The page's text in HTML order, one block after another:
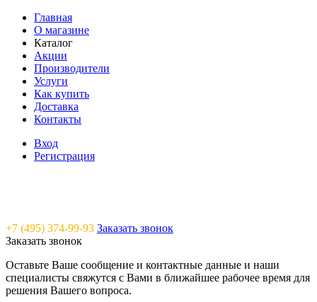
Главная
О магазине
Каталог
Акции
Производители
Услуги
Как купить
Доставка
Контакты
Вход
Регистрация
+7 (495) 374-99-93 Заказать звонок
Заказать звонок
Оставьте Ваше сообщение и контактные данные и наши
специалисты свяжутся с Вами в ближайшее рабочее время для
решения Вашего вопроса.